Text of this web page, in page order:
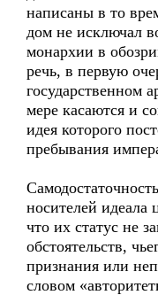
написаны в то
дом не исключал
монархии в
речь, в первую
государственном
мере касаются и
идея которого
пребывания
носителей идеала
что их статус не
обстоятельств,
признания или
словом